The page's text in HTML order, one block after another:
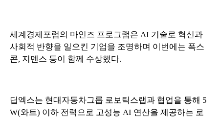
세계경제포럼의 마인즈 프로그램은 AI 기술로 혁신과
사회적 반향을 일으킨 기업을 조명하며 이번에는 폭스
콘, 지멘스 등이 함께 수상했다.
딥엑스는 현대자동차그룹 로보틱스랩과 협업을 통해 5
W(와트) 이하 전력으로 고성능 AI 연산을 제공하는 로